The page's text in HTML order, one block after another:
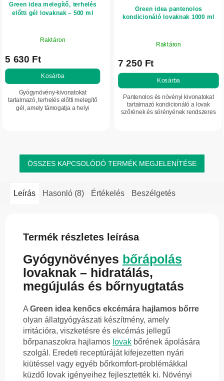
Green idea melegítő, terhelés
előtti gél lovaknak – 500 ml
Raktáron
5 630 Ft
Kosárba
Gyógynövény-kivonatokat
tartalmazó, terhelés előtti melegítő
gél, amely támogatja a helyi
Green idea pantenolos
kondicionáló lovaknak 1000 ml
Raktáron
7 250 Ft
Kosárba
Pantenolos és növényi kivonatokat
tartalmazó kondicionáló a lovak
szőrének és sörényének rendszeres
ÖSSZES KAPCSOLÓDÓ TERMÉK MEGJELENÍTÉSE
Leírás Hasonló (8) Értékelés Beszélgetés
Termék részletes leírása
Gyógynövényes bőrápolás
lovaknak – hidratálás,
megújulás és bőrnyugtatás
A Green idea kenőcs ekcémára hajlamos bőrre
olyan állatgyógyászati készítmény, amely
irritációra, viszketésre és ekcémás jellegű
bőrpanaszokra hajlamos lovak bőrének ápolására
szolgál. Eredeti receptúráját kifejezetten nyári
kiütéssel vagy egyéb bőrkomfort-problémákkal
küzdő lovak igényeihez fejlesztették ki. Növényi